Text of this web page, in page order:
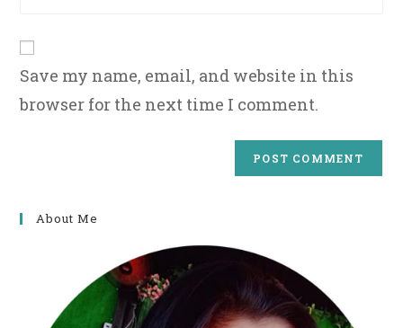
(optional)
Save my name, email, and website in this
browser for the next time I comment.
About Me